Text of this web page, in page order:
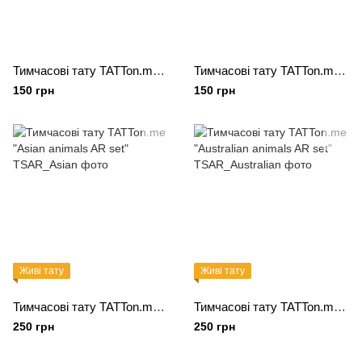
Тимчасові тату TATTon.me "Jungle mix"
150 грн
Тимчасові тату TATTon.me "Ornaments mix"
150 грн
Живі тату
Тимчасові тату TATTon.me "Asian animals AR set"
250 грн
Живі тату
Тимчасові тату TATTon.me "Australian animals AR set"
250 грн